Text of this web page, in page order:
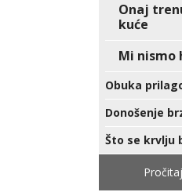
Onaj
kuće
Mi nismo
Obuka
Donošenje
Što se krvlju
Pročitaj